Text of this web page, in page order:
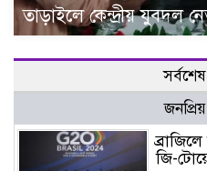
তাড়াইলে কেন্দ্রীয় যুবদল
জি-